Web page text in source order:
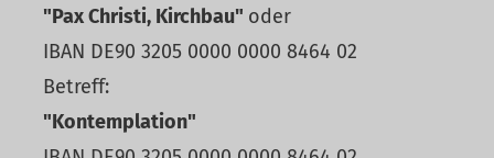
"Pax Christi, Kirchbau" oder
IBAN DE90 3205 0000 0000 8464 02
Betreff:
"Kontemplation"